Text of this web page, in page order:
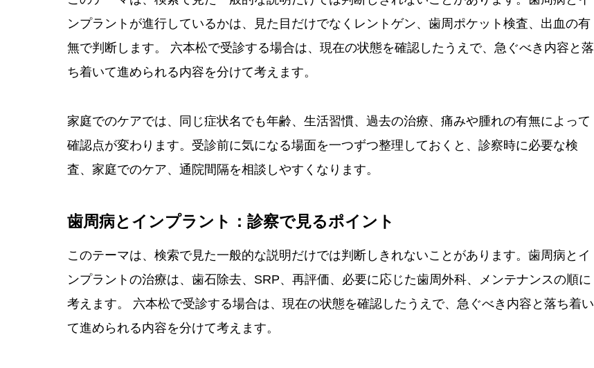
ンプラントが進行しているかは、見た目だけでなくレントゲン、歯周ポケット検査、出血の有
無で判断します。 六本松で受診する場合は、現在の状態を確認したうえで、急ぐべき内容と落
ち着いて進められる内容を分けて考えます。
家庭でのケアでは、同じ症状名でも年齢、生活習慣、過去の治療、痛みや腫れの有無によって
確認点が変わります。受診前に気になる場面を一つずつ整理しておくと、診察時に必要な検
査、家庭でのケア、通院間隔を相談しやすくなります。
歯周病とインプラント：診察で見るポイント
このテーマは、検索で見た一般的な説明だけでは判断しきれないことがあります。歯周病とイ
ンプラントの治療は、歯石除去、SRP、再評価、必要に応じた歯周外科、メンテナンスの順に
考えます。 六本松で受診する場合は、現在の状態を確認したうえで、急ぐべき内容と落ち着い
て進められる内容を分けて考えます。